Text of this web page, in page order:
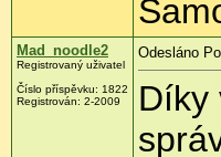
Mad_noodle2
Registrovaný uživatel
Číslo příspěvku: 1822
Registrován: 2-2009
Odesláno
Díky